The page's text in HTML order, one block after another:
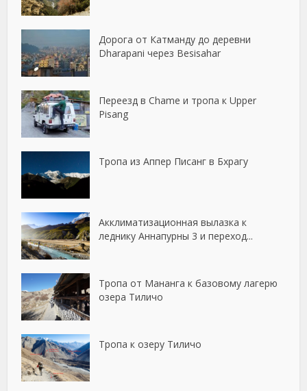
Дорога от Катманду до деревни
Dharapani через Besisahar
Переезд в Chame и тропа к Upper
Pisang
Тропа из Аппер Писанг в Бхрагу
Акклиматизационная вылазка к
леднику Аннапурны 3 и переход...
Тропа от Мананга к базовому лагерю
озера Тиличо
Тропа к озеру Тиличо